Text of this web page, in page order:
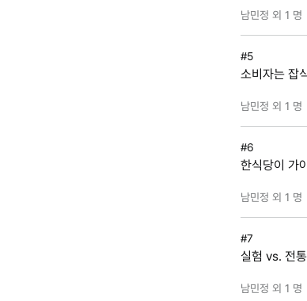
남민정 외 1 명
#5
소비자는 잡
남민정 외 1 명
#6
한식당이 가
남민정 외 1 명
#7
실험 vs. 전통
남민정 외 1 명